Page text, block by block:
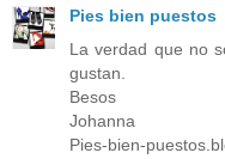
Pies bien puestos
La verdad que no
gustan.
Besos
Johanna
Pies-bien-